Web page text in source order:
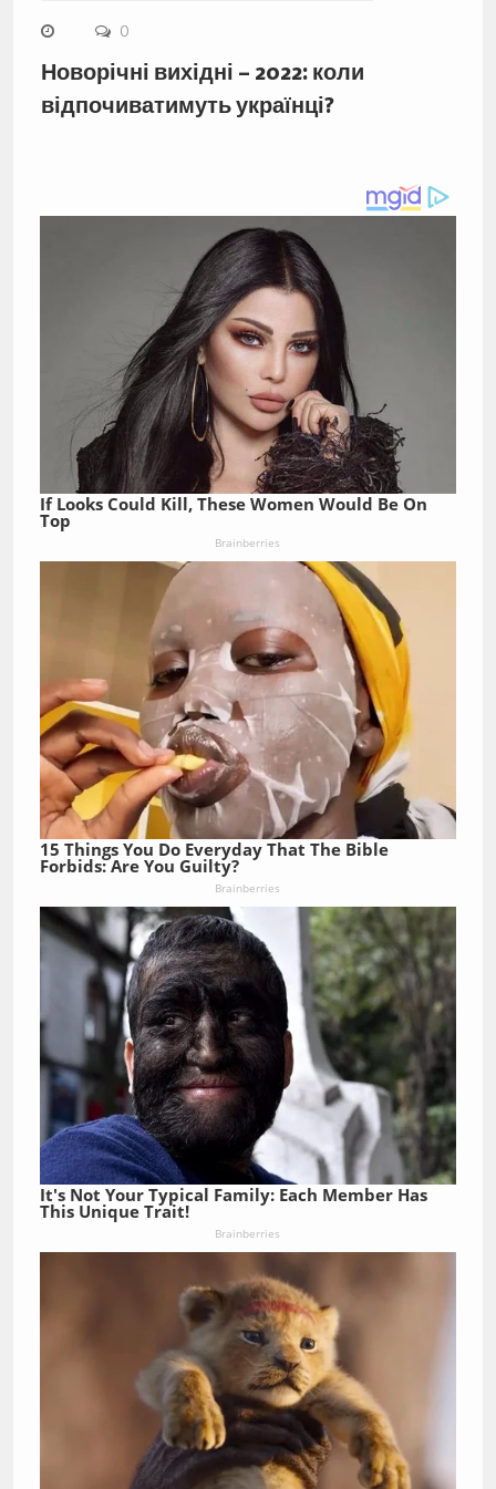
0
Новорічні вихідні – 2022: коли
відпочиватимуть українці?
If Looks Could Kill, These Women Would Be On
Top
Brainberries
15 Things You Do Everyday That The Bible
Forbids: Are You Guilty?
Brainberries
It's Not Your Typical Family: Each Member Has
This Unique Trait!
Brainberries